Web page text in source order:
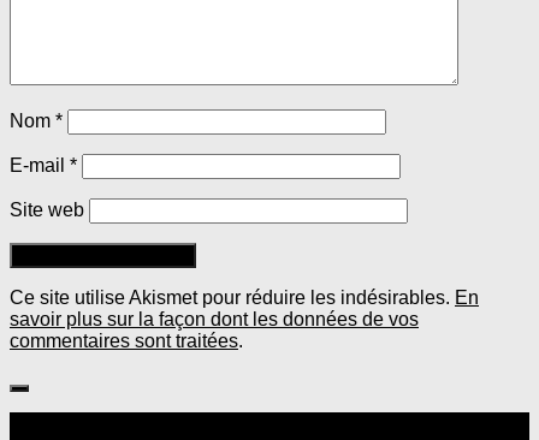
Nom *
E-mail *
Site web
Ce site utilise Akismet pour réduire les indésirables. En
savoir plus sur la façon dont les données de vos
commentaires sont traitées.